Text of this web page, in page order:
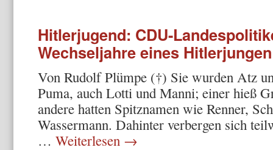
Hitlerjugend: CDU-
Wechseljahre eines Hitlerjungen
Von Rudolf Plümpe (†) Sie wurden Atz
Puma, auch Lotti und Manni; einer hieß
andere hatten Spitznamen wie Renner,
Wassermann. Dahinter verbergen sich
… Weiterlesen →